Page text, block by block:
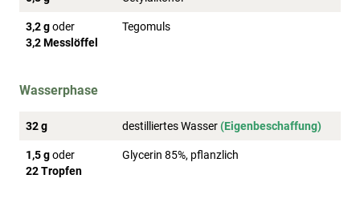
3,2 goder
3,2 Messlöffel
Tegomuls
Wasserphase
32 g destilliertes Wasser(Eigenbeschaffung)
1,5 goder
22 Tropfen
Glycerin 85%, pflanzlich